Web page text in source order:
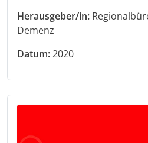
Herausgeber/in:
Demenz
Datum:2020